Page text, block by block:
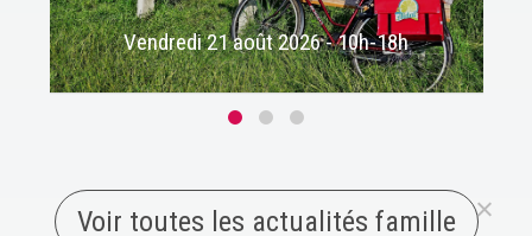
Vendredi 21 août 2026 - 10h-18h
Voir toutes les actualités famille